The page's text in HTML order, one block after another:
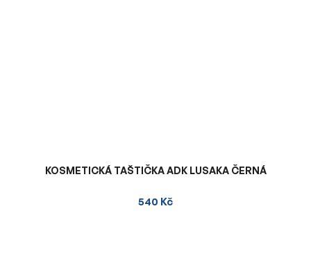
KOSMETICKÁ TAŠTIČKA ADK LUSAKA ČERNÁ
540 Kč